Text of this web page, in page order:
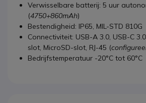
Verwisselbare batterij: 5 uur
(4750+860mAh)
Bestendigheid: IP65, MIL-STD 810G
Connectiviteit: USB-A 3.0, USB-C
slot, MicroSD-slot, RJ-45 (
Bedrijfstemperatuur -20°C tot 60°C